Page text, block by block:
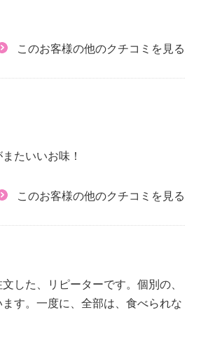
このお客様の他のクチコミを見る
たいいお味！
このお客様の他のクチコミを見る
した、リピーターです。個別の、
す。一度に、全部は、食べられな